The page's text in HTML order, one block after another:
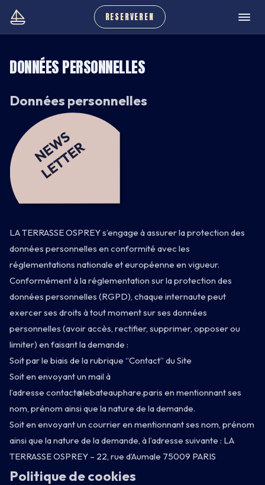
RESERVEREN
DONNÉES PERSONNELLES
Données personnelles
LA TERRASSE OSPREY s’engage à assurer la protection des
données personnelles en conformité avec les
réglementations nationale et européenne en vigueur.
Conformément à la réglementation sur la protection des
données personnelles (RGPD), chaque internaute peut
exercer ses droits à tout moment sur ses données
personnelles (avoir accès, rectifier, supprimer, opposer ou
limiter) en faisant la demande :
Soit par le biais de la rubrique “Contact” du Site
Soit en envoyant un mail à
l’adresse contact@lebateauphare.paris en mentionnant ses
nom, prénom ainsi que la nature de la demande.
Soit en envoyant un courrier en mentionnant ses nom, prénom
ainsi que la nature de la demande, à l’adresse suivante : LA
TERRASSE OSPREY – 22, rue d’Aumale 75009 PARIS
Politique de cookies